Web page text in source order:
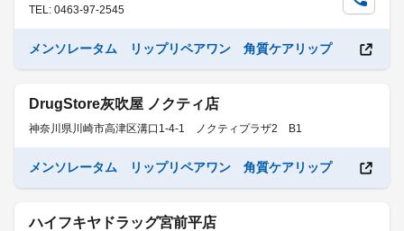
TEL: 0463-97-2545
メンソレータム リップリペアワン 角質ケアリップ
DrugStore灰吹屋 ノクティ店
神奈川県川崎市高津区溝口1-4-1 ノクティプラザ2 B1
メンソレータム リップリペアワン 角質ケアリップ
ハイフキヤドラッグ宮前平店